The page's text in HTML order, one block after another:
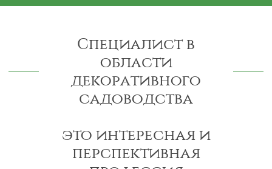
Специалист в
области
декоративного
садоводства
это интересная и
перспективная